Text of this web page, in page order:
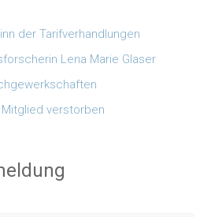
der Tarifverhandlungen
Lena Marie Glaser
verstorben